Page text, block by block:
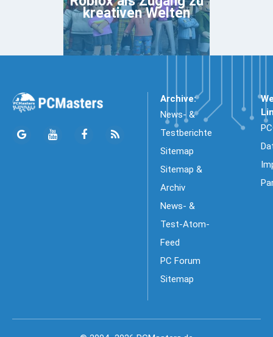
kreativen Welten
Archive:
News- &
Testberichte
Sitemap
Sitemap &
Archiv
News- &
Test-Atom-
Feed
PC Forum
Sitemap